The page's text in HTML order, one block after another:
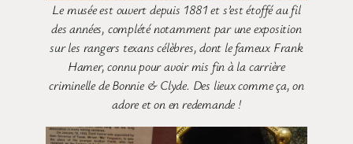
Le musée est ouvert depuis 1881 et s’est étoffé au fil
des années, complété notamment par une exposition
sur les rangers texans célèbres, dont le fameux Frank
Hamer, connu pour avoir mis fin à la carrière
criminelle de Bonnie & Clyde. Des lieux comme ça, on
adore et on en redemande !